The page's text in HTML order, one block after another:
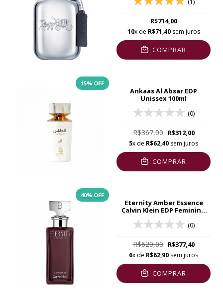
(1)
R$714,00
10x de R$71,40sem juros
COMPRAR
15% OFF
Ankaas Al Absar EDP
Unissex 100ml
(0)
R$367,00 R$312,00
5x de R$62,40 sem juros
COMPRAR
40% OFF
Eternity Amber Essence
Calvin Klein EDP Feminino
50ml
(0)
R$629,00 R$377,40
6x de R$62,90 sem juros
COMPRAR